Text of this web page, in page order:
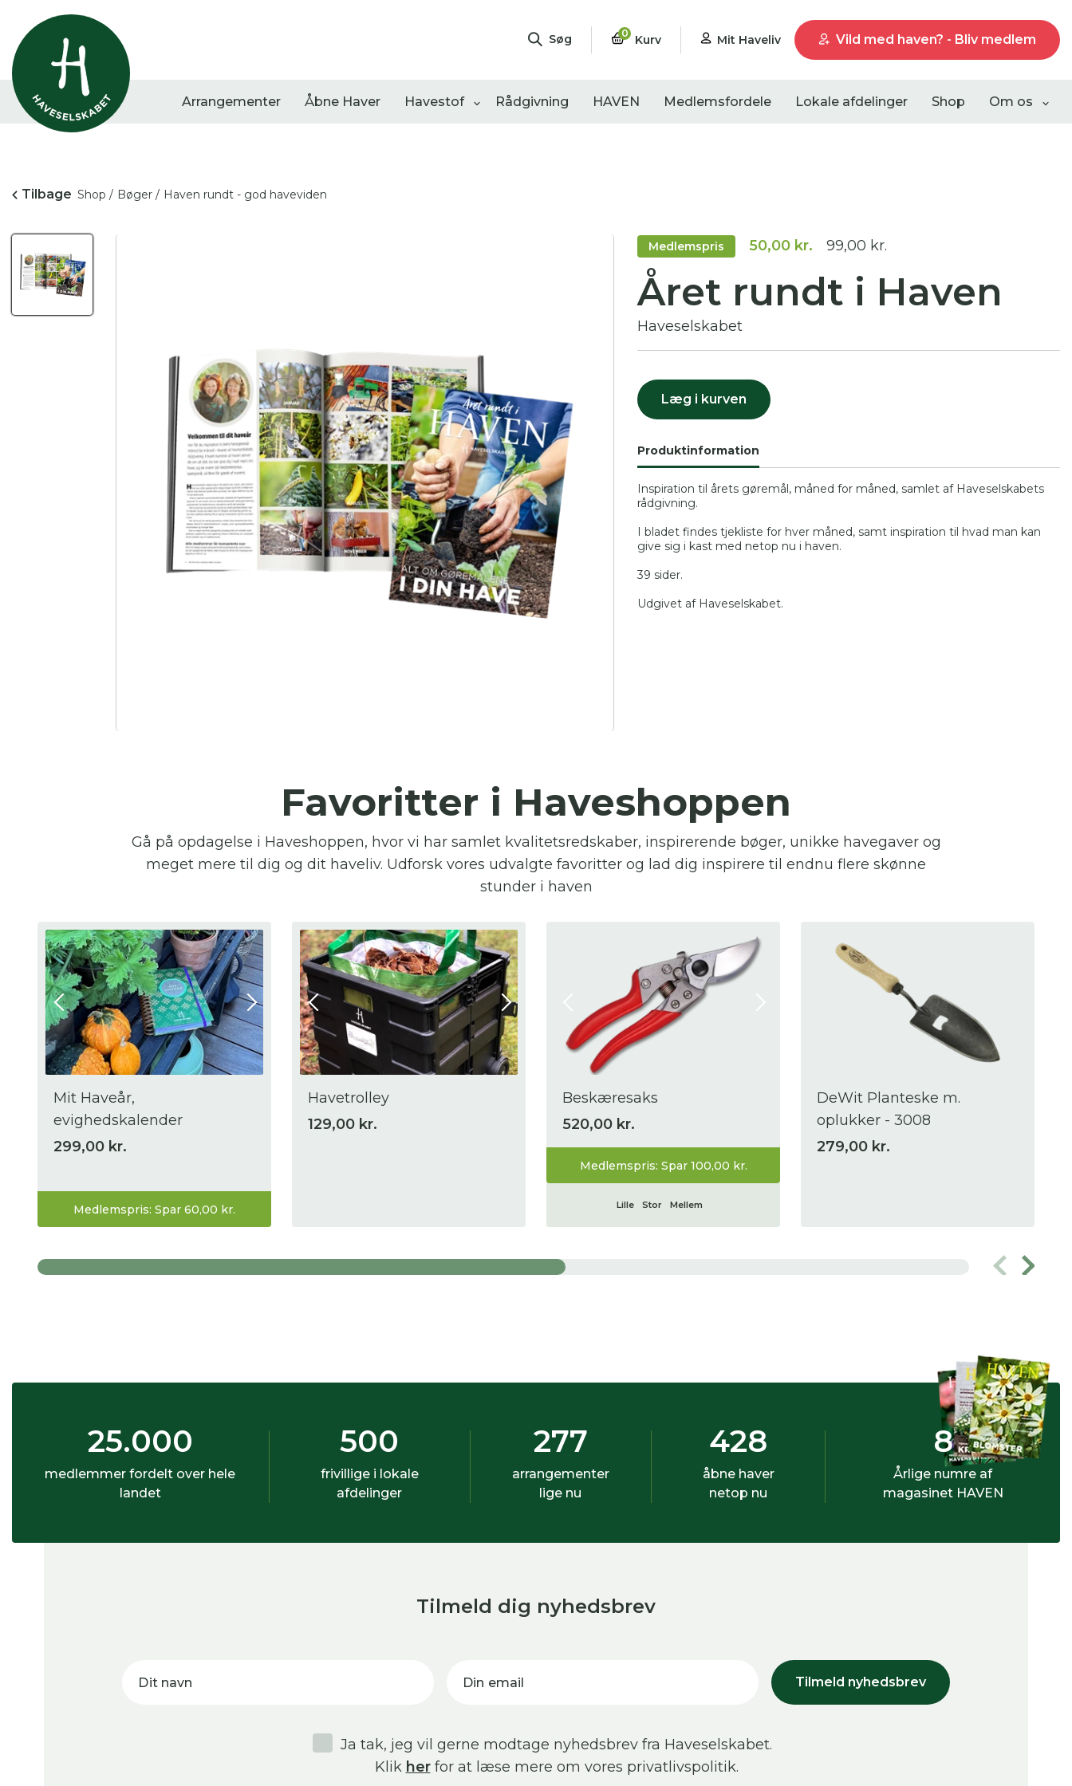
Søg 0 Kurv Mit Haveliv Vild med haven? - Bliv medlem
Arrangementer Åbne Haver Havestof Rådgivning HAVEN Medlemsfordele Lokale afdelinger Shop Om os
Vis alle Havestof
Du skal indtaste minimum 3 tegn for at se
resultater
Her kan du søge i hele vores katalog af artikler, arrangementer,
produkter og åbne haver.
Tilbage Shop / Bøger / Haven rundt - god haveviden
Medlemspris 50,00 kr. 99,00 kr.
Året rundt i Haven
Haveselskabet
Læg i kurven
Produktinformation
Inspiration til årets gøremål, måned for måned, samlet af Haveselskabets
rådgivning.
I bladet findes tjekliste for hver måned, samt inspiration til hvad man kan
give sig i kast med netop nu i haven.
39 sider.
Udgivet af Haveselskabet.
Favoritter i Haveshoppen
Gå på opdagelse i Haveshoppen, hvor vi har samlet kvalitetsredskaber, inspirerende bøger, unikke havegaver og
meget mere til dig og dit haveliv. Udforsk vores udvalgte favoritter og lad dig inspirere til endnu flere skønne
stunder i haven
Mit Haveår,
evighedskalender
299,00 kr.
Medlemspris: Spar 60,00 kr.
Havetrolley
129,00 kr.
Beskæresaks
520,00 kr.
Medlemspris: Spar 100,00 kr.
Lille Stor Mellem
DeWit Planteske m.
oplukker - 3008
279,00 kr.
25.000
medlemmer fordelt over hele
landet
500
frivillige i lokale
afdelinger
277
arrangementer
lige nu
428
åbne haver
netop nu
8
Årlige numre af
magasinet HAVEN
Tilmeld dig nyhedsbrev
Dit navn Din email Tilmeld nyhedsbrev
Ja tak, jeg vil gerne modtage nyhedsbrev fra Haveselskabet.
Klik herfor at læse mere om vores privatlivspolitik.